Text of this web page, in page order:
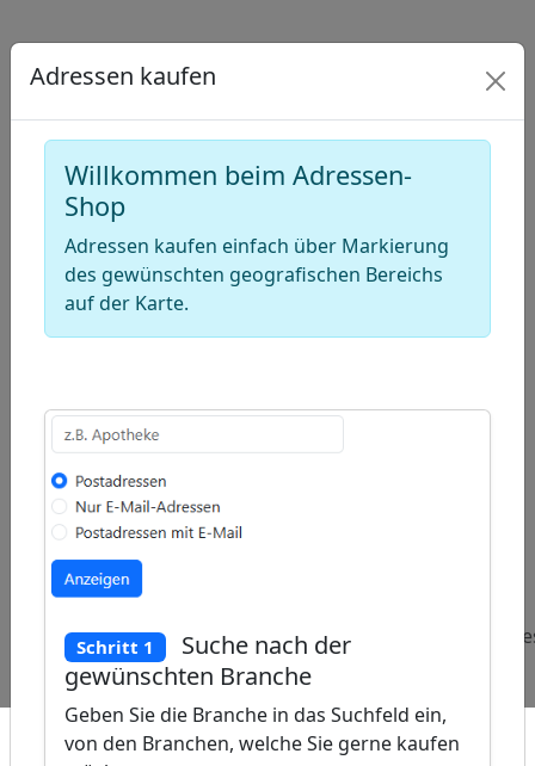
Abfragen:
Online-
Marketing-
Agenturen
Chinesisches
Restaurant
Adressen kaufen
Willkommen beim Adressen-
Shop
Adressen kaufen einfach über Markierung
des gewünschten geografischen Bereichs
auf der Karte.
Schritt 1
Suche nach der
gewünschten Branche
Geben Sie die Branche in das Suchfeld ein,
von den Branchen, welche Sie gerne kaufen